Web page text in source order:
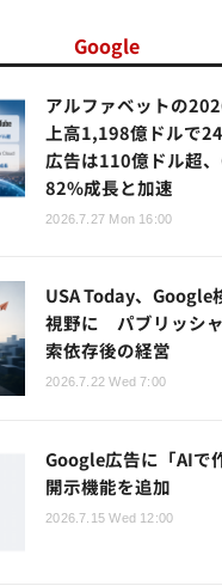
Google
アルファベットの
上高1,198億ドルで
広告は110億ドル超
82%成長と加速
2026.7.27 Mon 16:00
USA Today、Google
視野に パブリッシ
索依存後の経営
2026.7.22 Wed 7:00
Google広告に「AIで
開示機能を追加
2026.7.15 Wed 12:00